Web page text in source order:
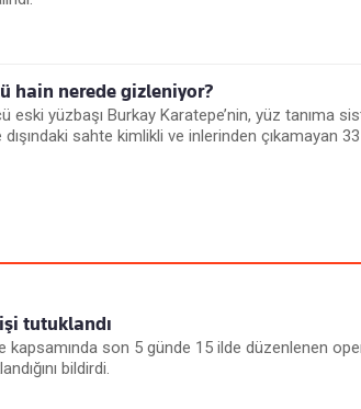
hain nerede gizleniyor?
eski yüzbaşı Burkay Karatepe’nin, yüz tanıma
sahte kimlikli ve inlerinden çıkamayan 33
tutuklandı
kapsamında son 5 günde 15 ilde düzenlenen
bildirdi.